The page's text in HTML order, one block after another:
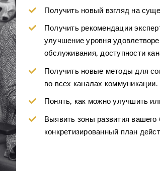
Получить новый взгляд на
Получить рекомендации
улучшение уровня
обслуживания, доступности
Получить новые методы для
во всех каналах коммуникации.
Понять, как можно улучшить
Выявить зоны развития
конкретизированный план